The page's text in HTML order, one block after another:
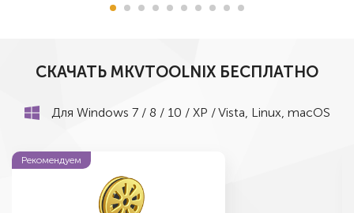
СКАЧАТЬ MKVTOOLNIX БЕСПЛАТНО
Для Windows 7 / 8 / 10 / XP / Vista, Linux, macOS
Рекомендуем